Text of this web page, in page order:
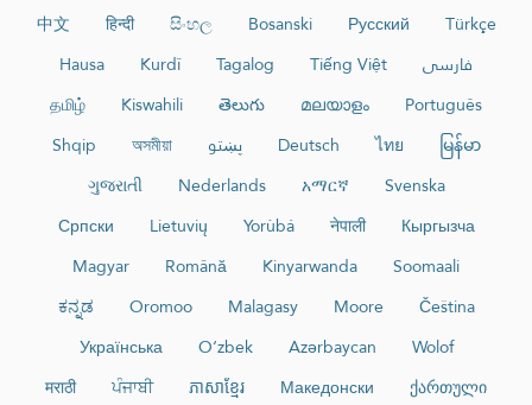
Türkçe
Русский
Bosanski
සිංහල
हिन्दी
中文
فارسی
Tiếng Việt
Tagalog
Kurdî
Hausa
Português
മലയാളം
తెలుగు
Kiswahili
தமிழ்
မြန်မာ
ไทย
Deutsch پښتو অসমীয়া
Shqip
Svenska
አማርኛ
Nederlands
ગુજરાતી
Кыргызча
नेपाली
Yorùbá
Lietuvių
Српски
Soomaali
Kinyarwanda
Română
Magyar
Čeština
Moore
Malagasy
Oromoo
ಕನ್ನಡ
Wolof
Azərbaycan
O‘zbek
Українська
ქართული
Македонски
ភាសាខ្មែរ
ਪੰਜਾਬੀ
मराठी